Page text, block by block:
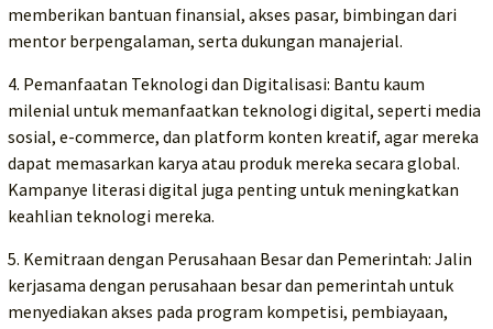
memberikan bantuan finansial, akses pasar, bimbingan dari
mentor berpengalaman, serta dukungan manajerial.
4. Pemanfaatan Teknologi dan Digitalisasi: Bantu kaum
milenial untuk memanfaatkan teknologi digital, seperti media
sosial, e-commerce, dan platform konten kreatif, agar mereka
dapat memasarkan karya atau produk mereka secara global.
Kampanye literasi digital juga penting untuk meningkatkan
keahlian teknologi mereka.
5. Kemitraan dengan Perusahaan Besar dan Pemerintah: Jalin
kerjasama dengan perusahaan besar dan pemerintah untuk
menyediakan akses pada program kompetisi, pembiayaan,